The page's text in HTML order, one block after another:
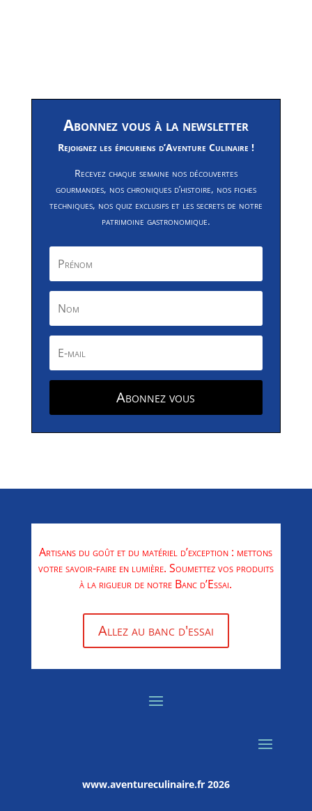
Abonnez vous à la newsletter
Rejoignez les épicuriens d’Aventure Culinaire !
Recevez chaque semaine nos découvertes
gourmandes, nos chroniques d’histoire, nos fiches
techniques, nos quiz exclusifs et les secrets de notre
patrimoine gastronomique.
Abonnez vous
Artisans du goût et du matériel d’exception : mettons
votre savoir-faire en lumière. Soumettez vos produits
à la rigueur de notre Banc d’Essai.
Allez au banc d'essai
www.aventureculinaire.fr2026